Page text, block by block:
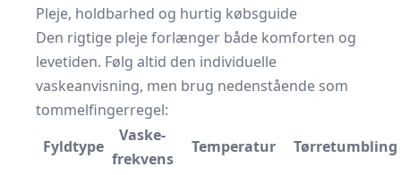
Pleje, holdbarhed og hurtig købsguide
Den rigtige pleje forlænger både komforten og
levetiden. Følg altid den individuelle
vaskeanvisning, men brug nedenstående som
tommelfingerregel:
Fyldtype
Vaske­
frekvens
Temperatur Tørretumbling